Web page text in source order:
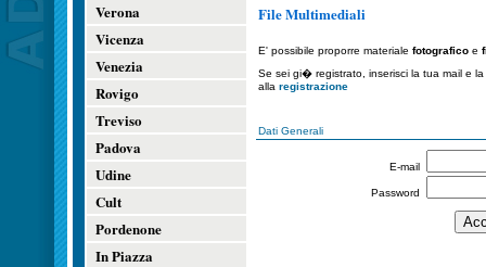
Verona
Vicenza
Venezia
Rovigo
Treviso
Padova
Udine
Cult
Pordenone
In Piazza
File Multimediali
E' possibile proporre materiale fotografico e
Se sei gi� registrato, inserisci la tua mail e
alla registrazione
Dati Generali
E-mail
Password